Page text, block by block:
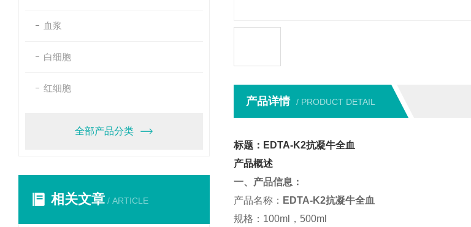
血浆
白细胞
红细胞
全部产品分类
相关文章 / ARTICLE
产品详情 / PRODUCT DETAIL
标题：EDTA-K2抗凝牛全血
产品概述
一、产品信息：
产品名称： EDTA-K2抗凝牛全血
规格：100ml，500ml